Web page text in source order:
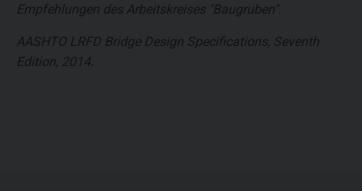
Empfehlungen des Arbeitskreises "Baugruben".
AASHTO LRFD Bridge Design Specifications, Seventh
Edition, 2014.